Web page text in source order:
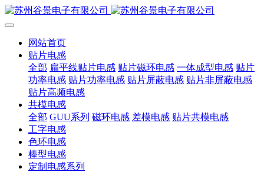
网站首页
贴片电感
全部 扁平线贴片电感 贴片磁环电感 一体成型电感 贴片
功率电感 贴片功率电感 贴片屏蔽电感 贴片非屏蔽电感
贴片高频电感
共模电感
全部 GUU系列 磁环电感 差模电感 贴片共模电感
工字电感
色环电感
棒型电感
定制电感系列